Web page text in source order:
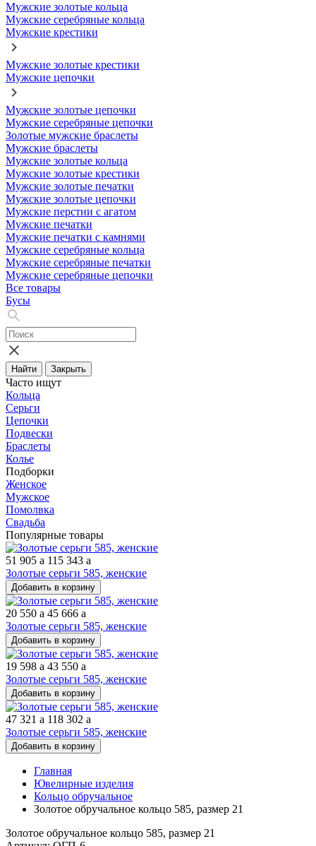
Мужские золотые кольца
Мужские серебряные кольца
Мужские крестики
Мужские золотые крестики
Мужские цепочки
Мужские золотые цепочки
Мужские серебряные цепочки
Золотые мужские браслеты
Мужские браслеты
Мужские золотые кольца
Мужские золотые крестики
Мужские золотые печатки
Мужские золотые цепочки
Мужские перстни с агатом
Мужские печатки
Мужские печатки с камнями
Мужские серебряные кольца
Мужские серебряные печатки
Мужские серебряные цепочки
Все товары
Бусы
Найти Закрыть
Часто ищут
Кольца
Серьги
Цепочки
Подвески
Браслеты
Колье
Подборки
Женское
Мужское
Помолвка
Свадьба
Популярные товары
51 905 a 115 343 a
Золотые серьги 585, женские
Добавить в корзину
20 550 a 45 666 a
Золотые серьги 585, женские
Добавить в корзину
19 598 a 43 550 a
Золотые серьги 585, женские
Добавить в корзину
47 321 a 118 302 a
Золотые серьги 585, женские
Добавить в корзину
Главная
Ювелирные изделия
Кольцо обручальное
Золотое обручальное кольцо 585, размер 21
Золотое обручальное кольцо 585, размер 21